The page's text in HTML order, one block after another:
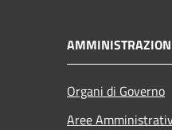
Organi di Governo
Aree